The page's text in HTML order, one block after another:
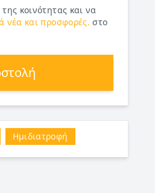
κοινότητας και να
νέα και προσφορές. στο
Ημιδιατροφή